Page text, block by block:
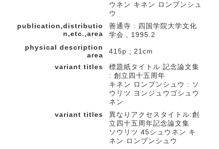
ウネン キネン ロンブンシュ
ウ
publication,distributio
n,etc.,area
善通寺 : 四国学院大学文化
学会 , 1995.2
physical description
area
415p ; 21cm
variant titles
標題紙タイトル:記念論文集
: 創立四十五周年
キネン ロンブンシュウ : ソ
ウリツ ヨンジュウゴシュウ
ネン
variant titles
異なりアクセスタイトル:創
立四十五周年記念論文集
ソウリツ 45シュウネン キ
ネン ロンブンシュウ